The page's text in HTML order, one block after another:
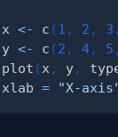
x <- c (1 , 2 , 3 ,
y <- c (2 , 4, 5 ,
plot (x , y,
xlab = "X-